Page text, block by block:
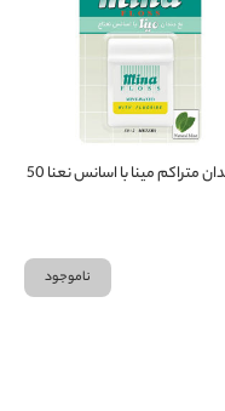
نخ دندان متراکم مینا با اسانس نعنا 50
ناموجود